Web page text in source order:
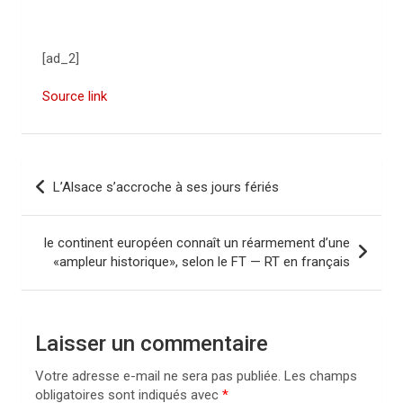
[ad_2]
Source link
g
L’Alsace s’accroche à ses jours fériés
le continent européen connaît un réarmement d’une
«ampleur historique», selon le FT — RT en français
Laisser un commentaire
Votre adresse e-mail ne sera pas publiée. Les champs
obligatoires sont indiqués avec *